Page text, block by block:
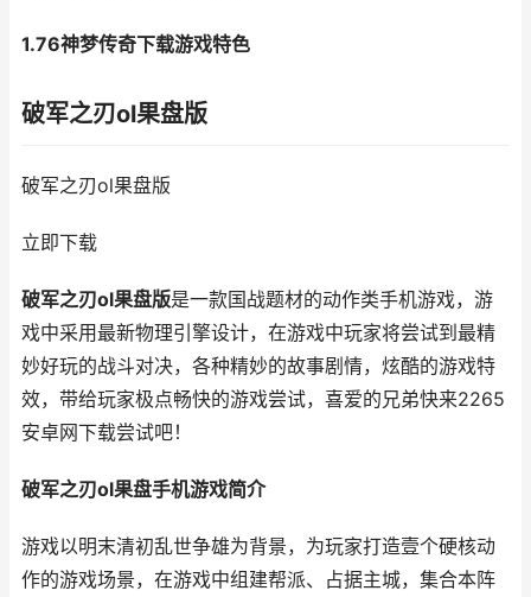
1.76神梦传奇下载游戏特色
破军之刃ol果盘版
破军之刃ol果盘版
立即下载
破军之刃ol果盘版是一款国战题材的动作类手机游戏，游
戏中采用最新物理引擎设计，在游戏中玩家将尝试到最精
妙好玩的战斗对决，各种精妙的故事剧情，炫酷的游戏特
效，带给玩家极点畅快的游戏尝试，喜爱的兄弟快来2265
安卓网下载尝试吧！
破军之刃ol果盘手机游戏简介
游戏以明末清初乱世争雄为背景，为玩家打造壹个硬核动
作的游戏场景，在游戏中组建帮派、占据主城，集合本阵